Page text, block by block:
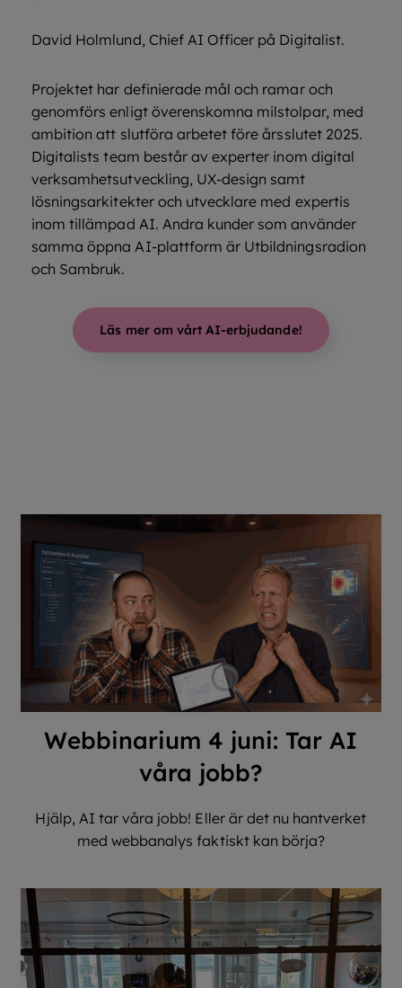
David Holmlund, Chief AI Officer på Digitalist.
Projektet har definierade mål och ramar och
genomförs enligt överenskomna milstolpar, med
ambition att slutföra arbetet före årsslutet 2025.
Digitalists team består av experter inom digital
verksamhetsutveckling, UX-design samt
lösningsarkitekter och utvecklare med expertis
inom tillämpad AI. Andra kunder som använder
samma öppna AI-plattform är Utbildningsradion
och Sambruk.
Läs mer om vårt AI-erbjudande!
Webbinarium 4 juni: Tar AI
våra jobb?
Hjälp, AI tar våra jobb! Eller är det nu hantverket
med webbanalys faktiskt kan börja?